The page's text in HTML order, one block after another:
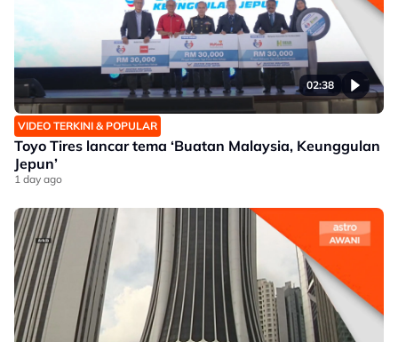
02:38
VIDEO TERKINI & POPULAR
Toyo Tires lancar tema ‘Buatan Malaysia, Keunggulan
Jepun’
1 day ago